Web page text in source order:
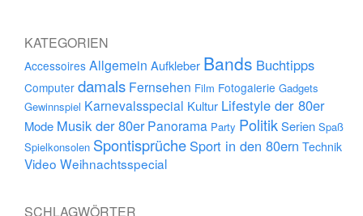
KATEGORIEN
Accessoires Allgemein Aufkleber Bands Buchtipps
Computer damals Fernsehen Film Fotogalerie Gadgets
Gewinnspiel Karnevalsspecial Kultur Lifestyle der 80er
Mode Musik der 80er Panorama Party PolitikSerien Spaß
Spielkonsolen Spontisprüche Sport in den 80ern Technik
Video Weihnachtsspecial
SCHLAGWÖRTER